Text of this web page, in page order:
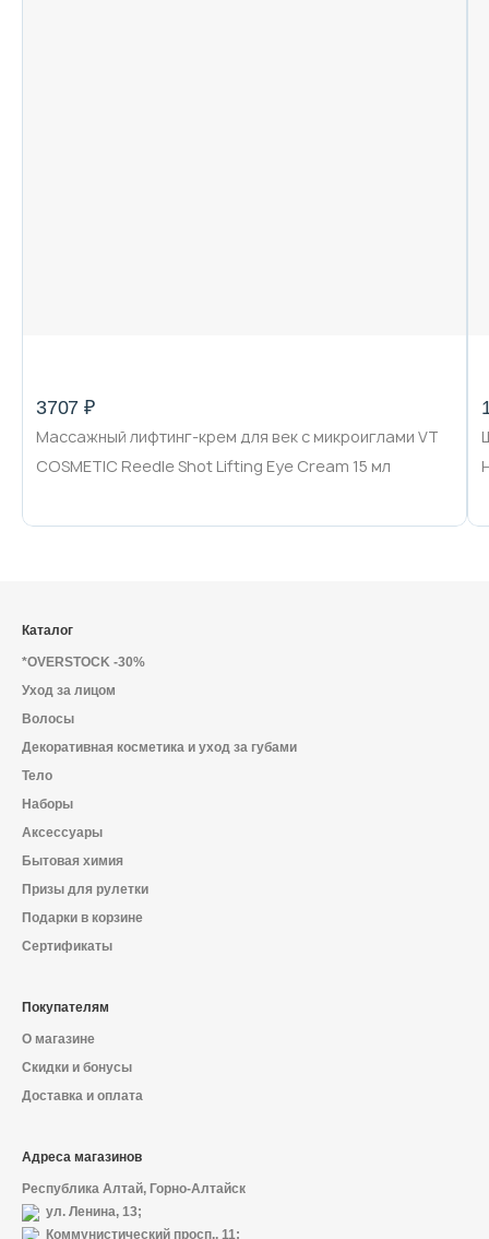
3707 ₽
Массажный лифтинг-крем для век с микроиглами VT
COSMETIC Reedle Shot Lifting Eye Cream 15 мл
Каталог
*OVERSTOCK -30%
Уход за лицом
Волосы
Декоративная косметика и уход за губами
Тело
Наборы
Аксессуары
Бытовая химия
Призы для рулетки
Подарки в корзине
Сертификаты
Покупателям
О магазине
Скидки и бонусы
Доставка и оплата
Адреса магазинов
Республика Алтай, Горно-Алтайск
ул. Ленина, 13;
Коммунистический просп., 11;